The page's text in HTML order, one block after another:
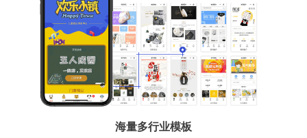
海量多行业模板